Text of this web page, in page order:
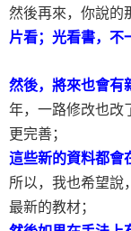
然後再來，你說的
片看；光看書，不
然後，將來也會有
年，一路修改也改
更完善；
這些新的資料都會
所以，我也希望說
最新的教材；